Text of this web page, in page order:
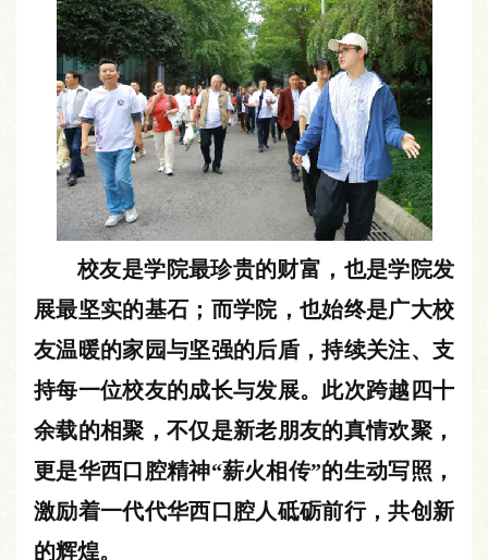
校友是学院最珍贵的财富，也是学院发
展最坚实的基石；而学院，也始终是广大校
友温暖的家园与坚强的后盾，持续关注、支
持每一位校友的成长与发展。此次跨越四十
余载的相聚，不仅是新老朋友的真情欢聚，
更是华西口腔精神“薪火相传”的生动写照，
激励着一代代华西口腔人砥砺前行，共创新
的辉煌。